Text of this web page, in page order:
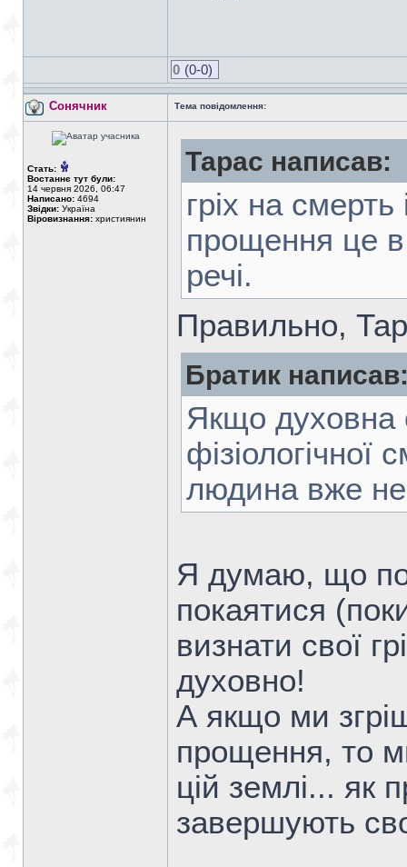
0 (0-0)
Сонячник Тема повідомлення:
Стать:
Востаннє тут були:
14 червня 2026, 06:47
Написано: 4694
Звідки: Україна
Віровизнання: християнин
Тарас написав:
гріх на смерть
прощення це в
речі.
Правильно,
Братик
Якщо духовна
людина вже
Я думаю, що
покаятися
визнати свої
духовно!
А якщо ми
прощення, то
цій землі... як
завершують